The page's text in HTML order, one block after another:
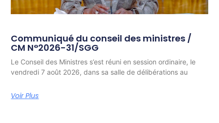
Communiqué du conseil des ministres /
CM N°2026-31/SGG
Le Conseil des Ministres s’est réuni en session ordinaire, le
vendredi 7 août 2026, dans sa salle de délibérations au
Voir Plus